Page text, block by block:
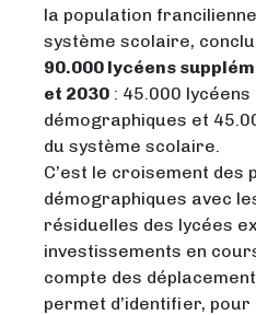
la population
système scolaire,
90.000 lycéens
et 2030 : 45.000
démographiques et
du système scolaire.
C’est le croisement des
démographiques avec
résiduelles des lycées
investissements en
compte des
permet d’identifier, pour